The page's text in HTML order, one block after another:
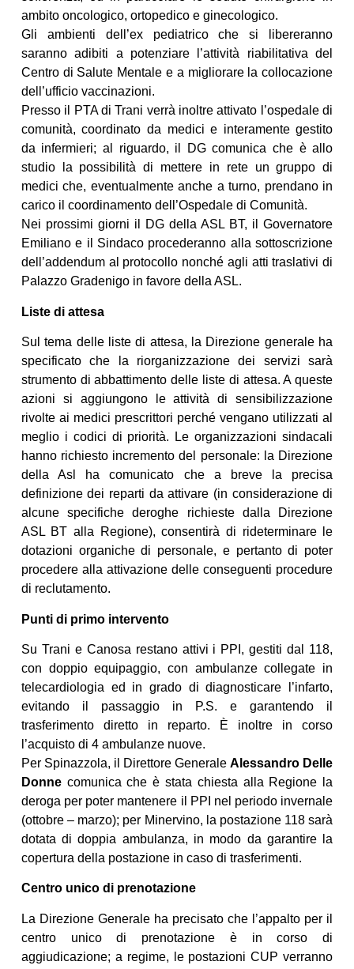
ambito oncologico, ortopedico e ginecologico.
Gli ambienti dell’ex pediatrico che si libereranno
saranno adibiti a potenziare l’attività riabilitativa del
Centro di Salute Mentale e a migliorare la collocazione
dell’ufficio vaccinazioni.
Presso il PTA di Trani verrà inoltre attivato l’ospedale di
comunità, coordinato da medici e interamente gestito
da infermieri; al riguardo, il DG comunica che è allo
studio la possibilità di mettere in rete un gruppo di
medici che, eventualmente anche a turno, prendano in
carico il coordinamento dell’Ospedale di Comunità.
Nei prossimi giorni il DG della ASL BT, il Governatore
Emiliano e il Sindaco procederanno alla sottoscrizione
dell’addendum al protocollo nonché agli atti traslativi di
Palazzo Gradenigo in favore della ASL.
Liste di attesa
Sul tema delle liste di attesa, la Direzione generale ha
specificato che la riorganizzazione dei servizi sarà
strumento di abbattimento delle liste di attesa. A queste
azioni si aggiungono le attività di sensibilizzazione
rivolte ai medici prescrittori perché vengano utilizzati al
meglio i codici di priorità. Le organizzazioni sindacali
hanno richiesto incremento del personale: la Direzione
della Asl ha comunicato che a breve la precisa
definizione dei reparti da attivare (in considerazione di
alcune specifiche deroghe richieste dalla Direzione
ASL BT alla Regione), consentirà di rideterminare le
dotazioni organiche di personale, e pertanto di poter
procedere alla attivazione delle conseguenti procedure
di reclutamento.
Punti di primo intervento
Su Trani e Canosa restano attivi i PPI, gestiti dal 118,
con doppio equipaggio, con ambulanze collegate in
telecardiologia ed in grado di diagnosticare l’infarto,
evitando il passaggio in P.S. e garantendo il
trasferimento diretto in reparto. È inoltre in corso
l’acquisto di 4 ambulanze nuove.
Per Spinazzola, il Direttore GeneraleAlessandro Delle
Donnecomunica che è stata chiesta alla Regione la
deroga per poter mantenere il PPI nel periodo invernale
(ottobre – marzo); per Minervino, la postazione 118 sarà
dotata di doppia ambulanza, in modo da garantire la
copertura della postazione in caso di trasferimenti.
Centro unico di prenotazione
La Direzione Generale ha precisato che l’appalto per il
centro unico di prenotazione è in corso di
aggiudicazione; a regime, le postazioni CUP verranno